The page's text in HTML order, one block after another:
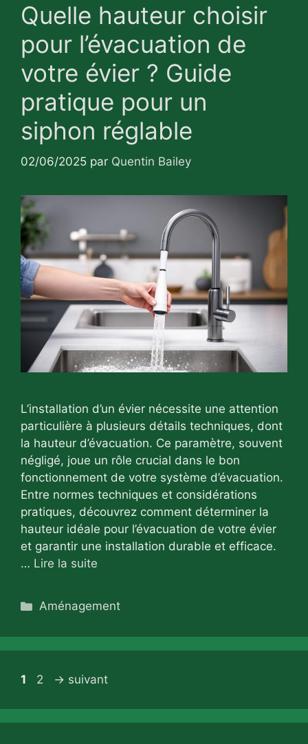
Quelle hauteur choisir
pour l’évacuation de
votre évier ? Guide
pratique pour un
siphon réglable
02/06/2025 par Quentin Bailey
L’installation d’un évier nécessite une attention
particulière à plusieurs détails techniques, dont
la hauteur d’évacuation. Ce paramètre, souvent
négligé, joue un rôle crucial dans le bon
fonctionnement de votre système d’évacuation.
Entre normes techniques et considérations
pratiques, découvrez comment déterminer la
hauteur idéale pour l’évacuation de votre évier
et garantir une installation durable et efficace.
… Lire la suite
Catégories
Aménagement
Page
1 Page
2 → suivant